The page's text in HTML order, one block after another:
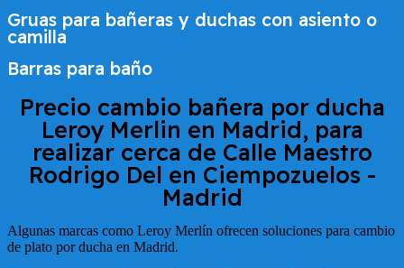
Gruas para bañeras y duchas con asiento o
camilla
Barras para baño
Precio cambio bañera por ducha
Leroy Merlin en Madrid, para
realizar cerca de Calle Maestro
Rodrigo Del en Ciempozuelos -
Madrid
Algunas marcas como Leroy Merlín ofrecen soluciones para cambio
de plato por ducha en Madrid.